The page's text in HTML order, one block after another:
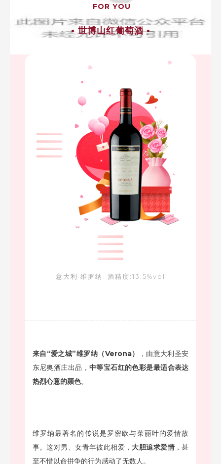
FOR YOU
• 世博山红葡萄酒 •
意大利·维罗纳 酒精度:13.5%vol
来自“爱之城”维罗纳（Verona）
，由意大利圣安
东尼奥酒庄出品， 中等宝石红的色彩是最适合表达
热烈心意的颜色。
维罗纳最著名的传说是罗密欧与茱丽叶的爱情故
事。这对男、女青年彼此相爱， 大胆追求爱情，甚
至不惜以命拼争的行为感动了无数人。